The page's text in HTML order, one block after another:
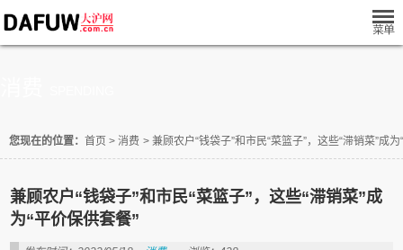
您现在的位置： 首页 > 消费 > 兼顾农户“钱袋子”和市民“菜篮子”，这些“滞销菜”成
兼顾农户“钱袋子”和市民“菜篮子”，这些“滞销菜”成
为“平价保供套餐”